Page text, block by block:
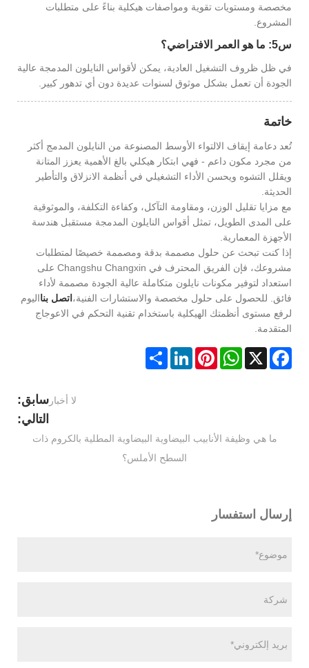
مخصصة ومستويات تقوية ومواصفات هيكلية بناءً على متطلبات
المشروع.
س5: ما هو العمر الافتراضي؟
في ظل ظروف التشغيل العادية، يمكن لأقواس النايلون المدمجة عالية
الجودة أن تعمل بشكل موثوق لسنوات عديدة دون أي تدهور كبير.
خاتمة
تُعد دعامة إيقاف الالتواء الأوسط المصنوعة من النايلون المدمج أكثر
من مجرد مكون داعم - فهي ابتكار هيكلي بالغ الأهمية يعزز المتانة
ويقلل التشوه ويحسن الأداء التشغيلي في أنظمة الانزلاق والتأطير
الحديثة.
مع مزايا تقليل الوزن، ومقاومة التآكل، وكفاءة التكلفة، والموثوقية
على المدى الطويل، تمثل أقواس النايلون المدمجة مستقبل هندسة
الأجهزة المعمارية.
إذا كنت تبحث عن حلول مصممة بدقة ومصممة خصيصًا لمتطلبات
مشروعك، فإن الفريق المحترف في Changshu Changxin على
استعداد لتوفير مكونات نايلون متكاملة عالية الجودة مصممة لأداء
فائق. للحصول على حلول مخصصة والاستشارات الفنية،اتصل بنااليوم
لرفع مستوى أنظمتك الهيكلية باستخدام تقنية التحكم في الاعوجاج
المتقدمة.
Facebook
X
WhatsApp
Pinterest
LinkedIn
Share
سابق: لا أخبار
التالي:
ما هي وظيفة الأنابيب البيضاوية البيضاوية المطلية بالكروم ذات
السطح الأملس؟
إرسال استفسار